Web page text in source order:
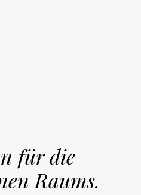
für die
Raums.